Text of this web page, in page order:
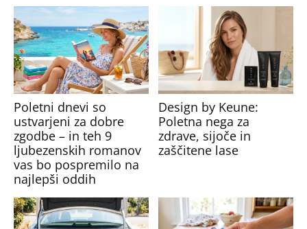
Poletni dnevi so
ustvarjeni za dobre
zgodbe – in teh 9
ljubezenskih romanov
vas bo pospremilo na
najlepši oddih
Design by Keune:
Poletna nega za
zdrave, sijoče in
zaščitene lase